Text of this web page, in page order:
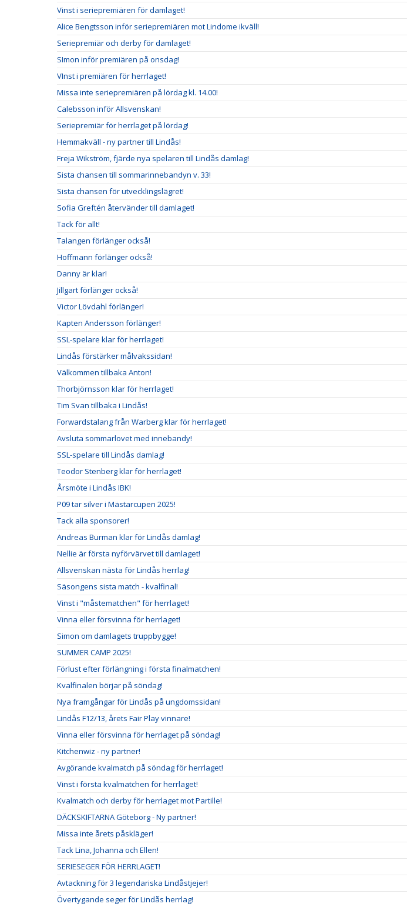
Vinst i seriepremiären för damlaget!
Alice Bengtsson inför seriepremiären mot Lindome ikväll!
Seriepremiär och derby för damlaget!
SImon inför premiären på onsdag!
VInst i premiären för herrlaget!
Missa inte seriepremiären på lördag kl. 14.00!
Calebsson inför Allsvenskan!
Seriepremiär för herrlaget på lördag!
Hemmakväll - ny partner till Lindås!
Freja Wikström, fjärde nya spelaren till Lindås damlag!
Sista chansen till sommarinnebandyn v. 33!
Sista chansen för utvecklingslägret!
Sofia Greftén återvänder till damlaget!
Tack för allt!
Talangen förlänger också!
Hoffmann förlänger också!
Danny är klar!
Jillgart förlänger också!
Victor Lövdahl förlänger!
Kapten Andersson förlänger!
SSL-spelare klar för herrlaget!
Lindås förstärker målvakssidan!
Välkommen tillbaka Anton!
Thorbjörnsson klar för herrlaget!
Tim Svan tillbaka i Lindås!
Forwardstalang från Warberg klar för herrlaget!
Avsluta sommarlovet med innebandy!
SSL-spelare till Lindås damlag!
Teodor Stenberg klar för herrlaget!
Årsmöte i Lindås IBK!
P09 tar silver i Mästarcupen 2025!
Tack alla sponsorer!
Andreas Burman klar för Lindås damlag!
Nellie är första nyförvärvet till damlaget!
Allsvenskan nästa för Lindås herrlag!
Säsongens sista match - kvalfinal!
Vinst i "måstematchen" för herrlaget!
Vinna eller försvinna för herrlaget!
Simon om damlagets truppbygge!
SUMMER CAMP 2025!
Förlust efter förlängning i första finalmatchen!
Kvalfinalen börjar på söndag!
Nya framgångar för Lindås på ungdomssidan!
Lindås F12/13, årets Fair Play vinnare!
Vinna eller försvinna för herrlaget på söndag!
Kitchenwiz - ny partner!
Avgörande kvalmatch på söndag för herrlaget!
Vinst i första kvalmatchen för herrlaget!
Kvalmatch och derby för herrlaget mot Partille!
DÄCKSKIFTARNA Göteborg - Ny partner!
Missa inte årets påskläger!
Tack Lina, Johanna och Ellen!
SERIESEGER FÖR HERRLAGET!
Avtackning för 3 legendariska Lindåstjejer!
Övertygande seger för Lindås herrlag!